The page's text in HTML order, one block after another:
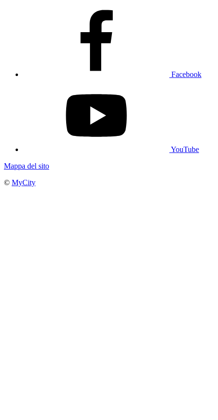
Facebook
YouTube
Mappa del sito
© MyCity